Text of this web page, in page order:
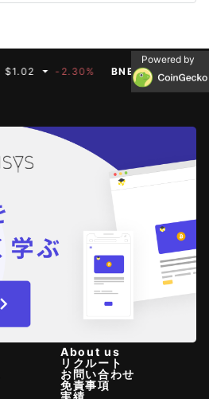
-2.30% BNB $587.07 0.00%
Powered by
About us
リクルート
お問い合わせ
免責事項